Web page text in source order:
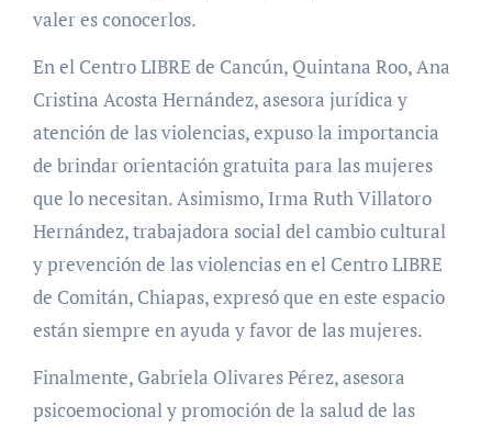
valer es conocerlos.
En el Centro LIBRE de Cancún, Quintana Roo, Ana
Cristina Acosta Hernández, asesora jurídica y
atención de las violencias, expuso la importancia
de brindar orientación gratuita para las mujeres
que lo necesitan. Asimismo, Irma Ruth Villatoro
Hernández, trabajadora social del cambio cultural
y prevención de las violencias en el Centro LIBRE
de Comitán, Chiapas, expresó que en este espacio
están siempre en ayuda y favor de las mujeres.
Finalmente, Gabriela Olivares Pérez, asesora
psicoemocional y promoción de la salud de las